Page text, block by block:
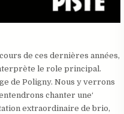
de ces dernières années,
le role principal.
de Poligny. Nous y verrons
chanter une‘
extraordinaire de brio,